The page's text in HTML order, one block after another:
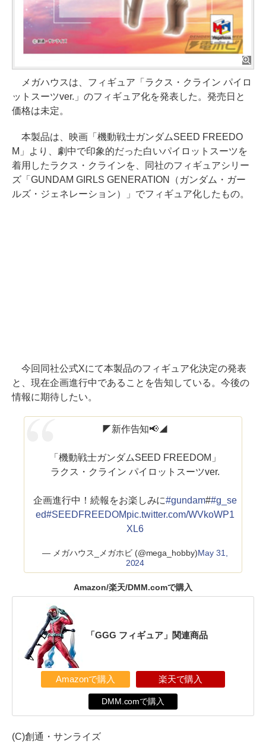
メガハウスは、フィギュア「ラクス・クライン パイロ
ットスーツver.」のフィギュア化を発表した。発売日と
価格は未定。
本製品は、映画「機動戦士ガンダムSEED FREEDO
M」より、劇中で印象的だった白いパイロットスーツを
着用したラクス・クラインを、同社のフィギュアシリー
ズ「GUNDAM GIRLS GENERATION（ガンダム・ガー
ルズ・ジェネレーション）」でフィギュア化したもの。
今回同社公式Xにて本製品のフィギュア化決定の発表
と、現在企画進行中であることを告知している。今後の
情報に期待したい。
◤新作告知📢◢
「機動戦士ガンダムSEED FREEDOM」
ラクス・クライン パイロットスーツver.
企画進行中！続報をお楽しみに#gundam##g_se
ed#SEEDFREEDOMpic.twitter.com/WVkoWP1
XL6
— メガハウス_メガホビ (@mega_hobby)May 31,
2024
Amazon/楽天/DMM.comで購入
「GGG フィギュア」関連商品
Amazonで購入 楽天で購入
DMM.comで購入
(C)創通・サンライズ